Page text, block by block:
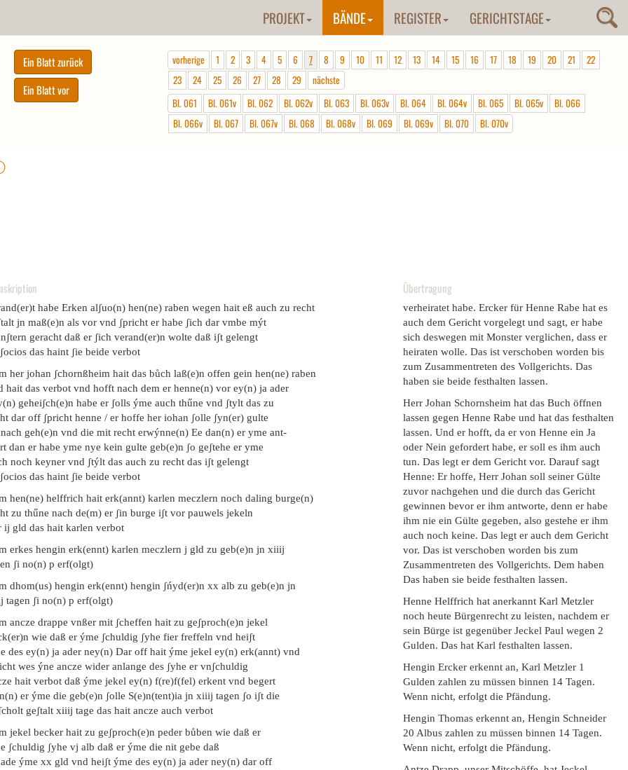
PROJEKT BÄNDE REGISTER GERICHTSTAGE
vorherige 1 2 3 4 5 6 7 8 9 10 11 12 13 14 15 16 17 18 19 20 21
22
23
24 25 26 27 28 29
nächste
Bl. 061
Bl. 061v Bl. 062 Bl. 062v Bl. 063 Bl. 063v Bl. 064 Bl. 064v Bl. 065 Bl. 065v
Bl. 066
Bl. 066v
Bl. 067 Bl. 067v Bl. 068 Bl. 068v Bl. 069 Bl. 069v Bl. 070 Bl. 070v
habe Erken alʃuo(n) hen(ne) raben wegen hait eß auch zu recht
jn maß(e)n als vor vnd ʃpricht er habe ʃich dar vmbe mýt
geracht daß er ʃich verand(er)n wolte daß iʃt gelengt
das haint ʃie beide verbot
her johan ʃchornßheim hait das bůch laß(e)n offen gein hen(ne) raben
hait das verbot vnd hofft nach dem er henne(n) vor ey(n) ja ader
geheiʃch(e)n habe er ʃolls ýme auch thűne vnd ʃtylt das zu
dar off ʃpricht henne / er hoffe her iohan ʃolle ʃyn(er) gulte
geh(e)n vnd die mit recht erwýnne(n) Ee dan(n) er yme ant-
dan er habe yme nye kein gulte geb(e)n ʃo geʃtehe er yme
noch keyner vnd ʃtýlt das auch zu recht das iʃt gelengt
das haint ʃie beide verbot
hen(ne) helffrich hait erk(annt) karlen meczlern noch daling burge(n)
zu thűne nach de(m) er ʃin burge iʃt vor pauwels jekeln
ij gld das hait karlen verbot
erkes hengin erk(ennt) karlen meczlern j gld zu geb(e)n jn xiiij
ʃi no(n) p erf(olgt)
dhom(us) hengin erk(ennt) hengin ʃńyd(er)n xx alb zu geb(e)n jn
tagen ʃi no(n) p erf(olgt)
ancze drappe vnßer mit ʃcheffen hait zu geʃproch(e)n jekel
wie daß er ýme ʃchuldig ʃyhe fier freffeln vnd heiʃt
des ey(n) ja ader ney(n) Dar off hait ýme jekel ey(n) erk(annt) vnd
wes ýne ancze wider anlange des ʃyhe er vnʃchuldig
hait verbot daß ýme jekel ey(n) f(re)f(fel) erkent vnd begert
er ýme die geb(e)n ʃolle S(e)n(tent)ia jn xiiij tagen ʃo iʃt die
geʃtalt xiiij tage das hait ancze auch verbot
jekel becker hait zu geʃproch(e)n peder bůben wie daß er
ʃchuldig ʃyhe vj alb daß er ýme die nit gebe daß
ýme xx gld vnd heiʃt ýme des ey(n) ja ader ney(n) dar off
Übertragung
verheiratet habe. Ercker für Henne Rabe hat es
auch dem Gericht vorgelegt und sagt, er habe
sich deswegen mit Monster verglichen, dass er
heiraten wolle. Das ist verschoben worden bis
zum Zusammentreten des Vollgerichts. Das
haben sie beide festhalten lassen.
Herr Johan Schornsheim hat das Buch öffnen
lassen gegen Henne Rabe und hat das festhalten
lassen. Und er hofft, da er von Henne ein Ja
oder Nein gefordert habe, er soll es ihm auch
tun. Das legt er dem Gericht vor. Darauf sagt
Henne: Er hoffe, Herr Johan soll seiner Gülte
zuvor nachgehen und die durch das Gericht
gewinnen bevor er ihm antworte, denn er habe
ihm nie ein Gülte gegeben, also gestehe er ihm
auch noch keine. Das legt er auch dem Gericht
vor. Das ist verschoben worden bis zum
Zusammentreten des Vollgerichts. Dem haben
Das haben sie beide festhalten lassen.
Henne Helffrich hat anerkannt Karl Metzler
noch heute Bürgenrecht zu leisten, nachdem er
sein Bürge ist gegenüber Jeckel Paul wegen 2
Gulden. Das hat Karl festhalten lassen.
Hengin Ercker erkennt an, Karl Metzler 1
Gulden zahlen zu müssen binnen 14 Tagen.
Wenn nicht, erfolgt die Pfändung.
Hengin Thomas erkennt an, Hengin Schneider
20 Albus zahlen zu müssen binnen 14 Tagen.
Wenn nicht, erfolgt die Pfändung.